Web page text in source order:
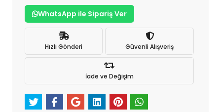
WhatsApp ile Sipariş Ver
Hızlı Gönderi Güvenli Alışveriş
İade ve Değişim